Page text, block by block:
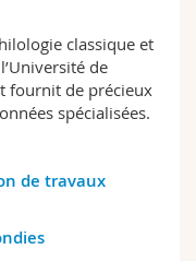
et management
classique et
de
fournit de précieux
spécialisées.
de travaux